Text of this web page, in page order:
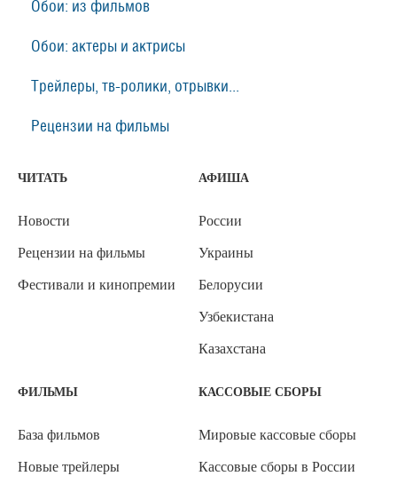
Обои: из фильмов
Обои: актеры и актрисы
Трейлеры, тв-ролики, отрывки...
Рецензии на фильмы
ЧИТАТЬ
Новости
Рецензии на фильмы
Фестивали и кинопремии
АФИША
России
Украины
Белорусии
Узбекистана
Казахстана
ФИЛЬМЫ
База фильмов
Новые трейлеры
КАССОВЫЕ СБОРЫ
Мировые кассовые сборы
Кассовые сборы в России